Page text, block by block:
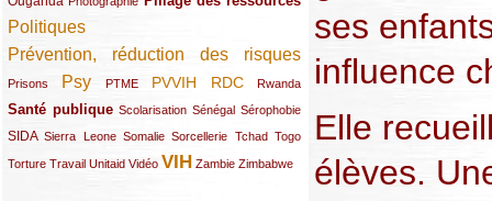
Politiques
(120/289)
Prévention, réduction des risques
(131/289)
Prisons
(22/289) Psy
(119/289) PTME
(12/289) PVVIH
(111/289) RDC
(104/289) Rwanda
(23/289)
Santé publique
(59/289) Scolarisation
(9/289) Sénégal
(13/289) Sérophobie
(19/289)
SIDA
(29/289)Sierra Leone
(13/289) Somalie
(12/289) Sorcellerie
(19/289) Tchad
(10/289) Togo
(15/289)
Torture
(17/289)Travail
(21/289) Unitaid
(26/289) Vidéo
(23/289) VIH
(154/289) Zambie
(12/289) Zimbabwe
(21/289)
ses
influence
Elle
élèves.